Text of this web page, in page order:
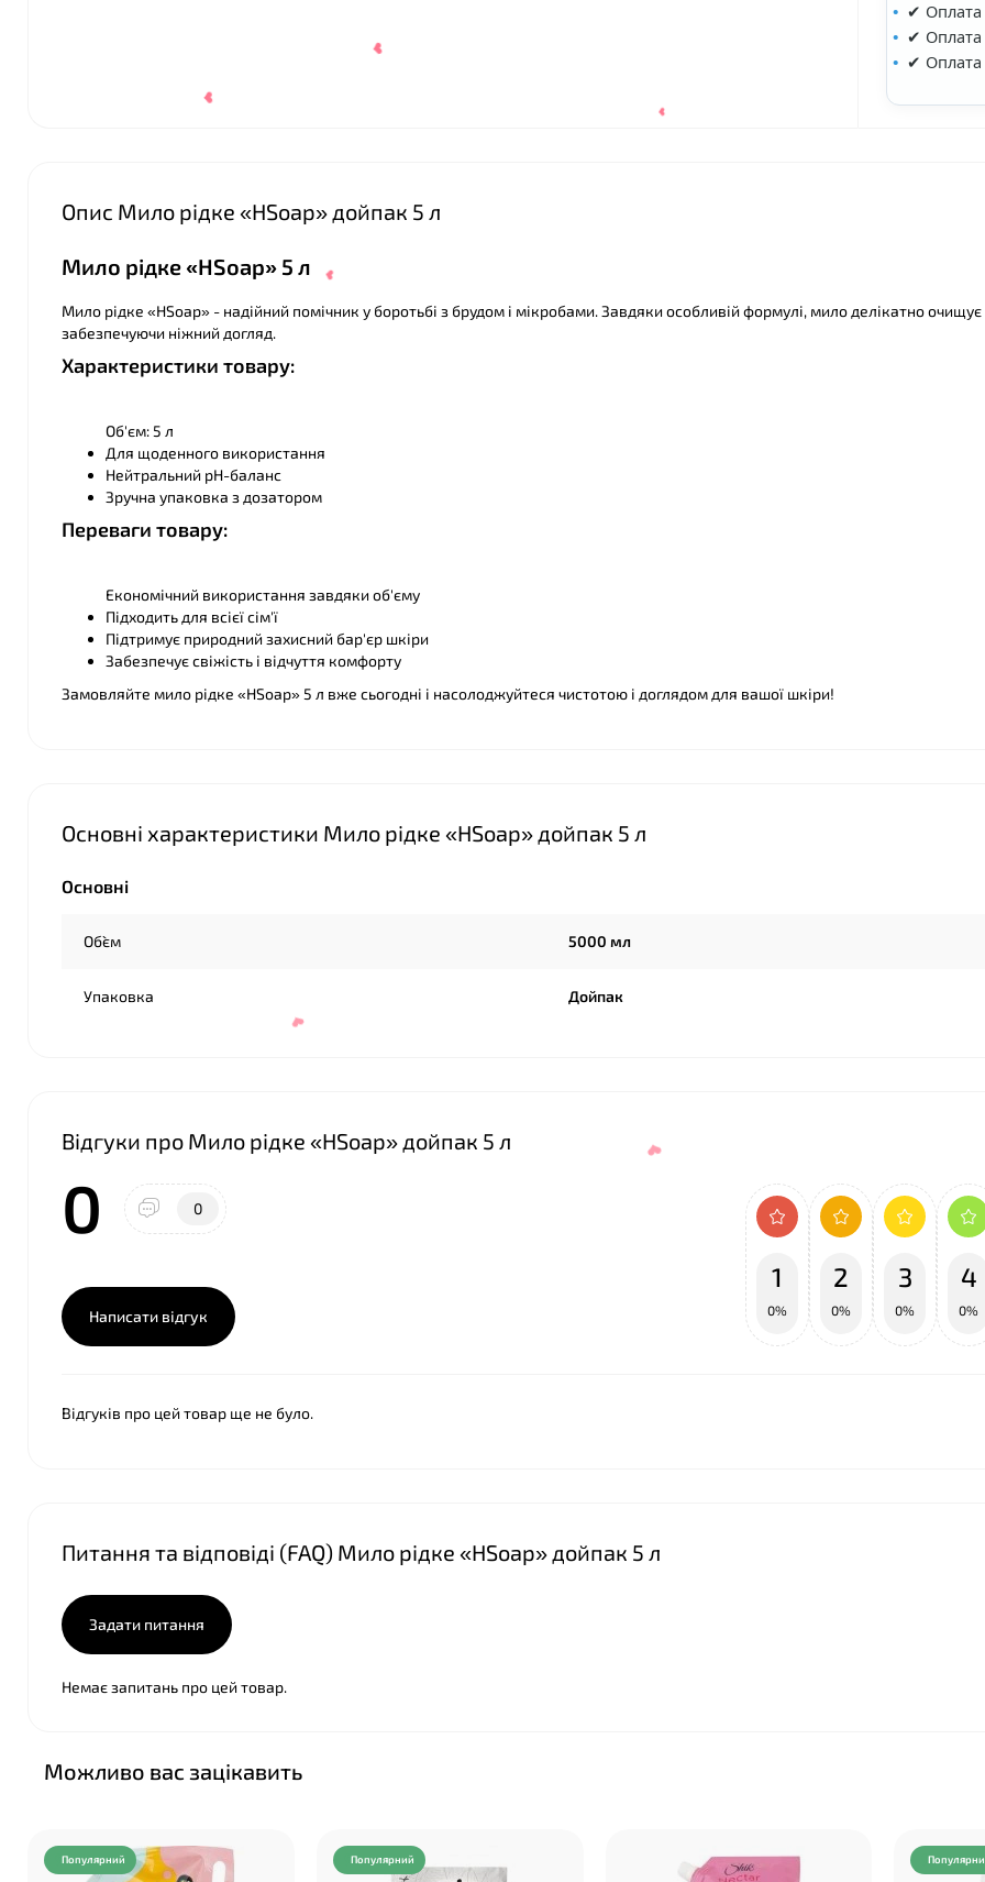
✔ Оплата
✔ Оплата
✔ Оплата
Опис Мило рідке «HSoap» дойпак 5 л
Мило рідке «HSoap» 5 л
Мило рідке «HSoap» - надійний помічник у боротьбі з брудом і мікробами. Завдяки особливій формулі, мило делікатно очищує
забезпечуючи ніжний догляд.
Характеристики товару:
Об'єм: 5 л
Для щоденного використання
Нейтральний pH-баланс
Зручна упаковка з дозатором
Переваги товару:
Економічний використання завдяки об'єму
Підходить для всієї сім'ї
Підтримує природний захисний бар'єр шкіри
Забезпечує свіжість і відчуття комфорту
Замовляйте мило рідке «HSoap» 5 л вже сьогодні і насолоджуйтеся чистотою і доглядом для вашої шкіри!
Основні характеристики Мило рідке «HSoap» дойпак 5 л
Основні
Об`єм 5000 мл
Упаковка Дойпак
Відгуки про Мило рідке «HSoap» дойпак 5 л
0 0
Написати відгук
1
0%
2
0%
3
0%
4
0%
Відгуків про цей товар ще не було.
Питання та відповіді (FAQ) Мило рідке «HSoap» дойпак 5 л
Задати питання
Немає запитань про цей товар.
Можливо вас зацікавить
Популярний Популярний
❤